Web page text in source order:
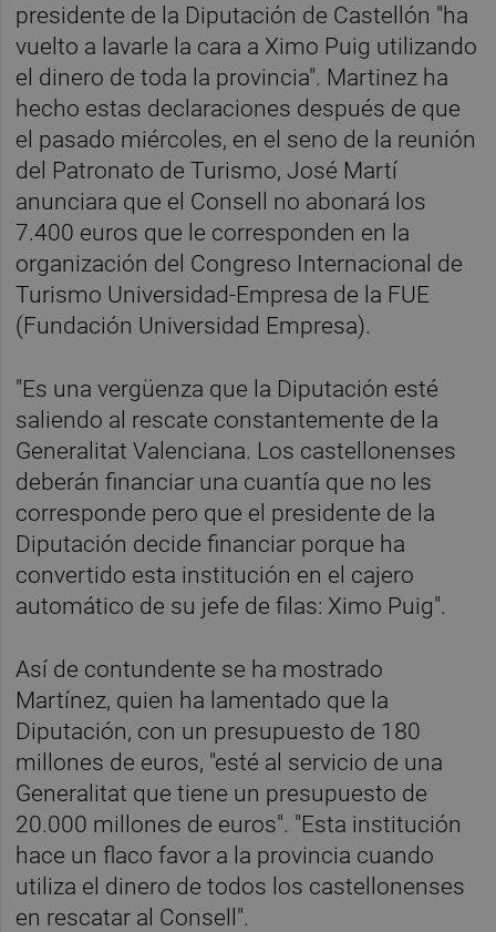
presidente de la Diputación de Castellón "ha
vuelto a lavarle la cara a Ximo Puig utilizando
el dinero de toda la provincia". Martinez ha
hecho estas declaraciones después de que
el pasado miércoles, en el seno de la reunión
del Patronato de Turismo, José Martí
anunciara que el Consell no abonará los
7.400 euros que le corresponden en la
organización del Congreso Internacional de
Turismo Universidad-Empresa de la FUE
(Fundación Universidad Empresa).
"Es una vergüenza que la Diputación esté
saliendo al rescate constantemente de la
Generalitat Valenciana. Los castellonenses
deberán financiar una cuantía que no les
corresponde pero que el presidente de la
Diputación decide financiar porque ha
convertido esta institución en el cajero
automático de su jefe de filas: Ximo Puig".
Así de contundente se ha mostrado
Martínez, quien ha lamentado que la
Diputación, con un presupuesto de 180
millones de euros, "esté al servicio de una
Generalitat que tiene un presupuesto de
20.000 millones de euros". "Esta institución
hace un flaco favor a la provincia cuando
utiliza el dinero de todos los castellonenses
en rescatar al Consell".